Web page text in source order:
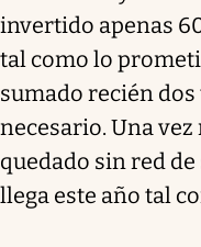
invertido apenas
tal como lo
sumado recién
necesario. Una vez
quedado sin red
llega este año tal